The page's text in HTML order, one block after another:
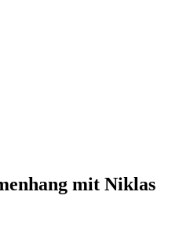
mit Niklas